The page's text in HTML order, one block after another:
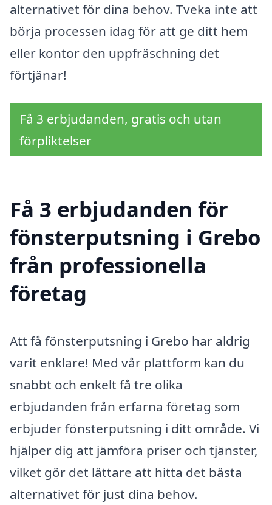
alternativet för dina behov. Tveka inte att
börja processen idag för att ge ditt hem
eller kontor den uppfräschning det
förtjänar!
Få 3 erbjudanden, gratis och utan
förpliktelser
Få 3 erbjudanden för
fönsterputsning i Grebo
från professionella
företag
Att få fönsterputsning i Grebo har aldrig
varit enklare! Med vår plattform kan du
snabbt och enkelt få tre olika
erbjudanden från erfarna företag som
erbjuder fönsterputsning i ditt område. Vi
hjälper dig att jämföra priser och tjänster,
vilket gör det lättare att hitta det bästa
alternativet för just dina behov.